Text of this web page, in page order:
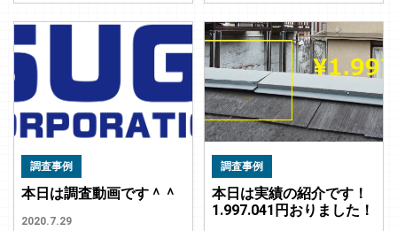
調査事例
本日は調査動画です＾＾
2020.7.29
調査事例
本日は実績の紹介です！
1.997.041円おりました！